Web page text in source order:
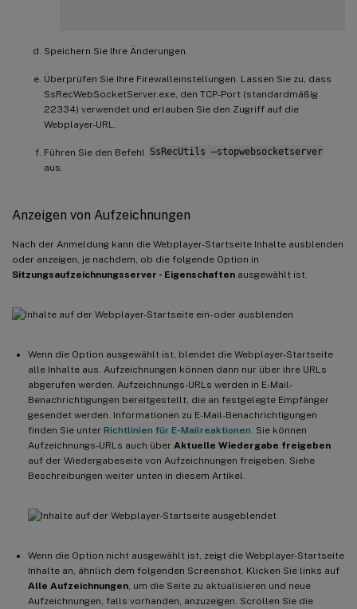
Speichern Sie Ihre Änderungen.
Überprüfen Sie Ihre Firewalleinstellungen. Lassen Sie zu, dass
SsRecWebSocketServer.exe, den TCP-Port (standardmäßig
22334) verwendet und erlauben Sie den Zugriff auf die
Webplayer-URL.
Führen Sie den Befehl
SsRecUtils –stopwebsocketserver
aus.
Anzeigen von Aufzeichnungen
Nach der Anmeldung kann die Webplayer-Startseite Inhalte ausblenden
oder anzeigen, je nachdem, ob die folgende Option in
Sitzungsaufzeichnungsserver - Eigenschaften ausgewählt ist.
Wenn die Option ausgewählt ist, blendet die Webplayer-Startseite
alle Inhalte aus. Aufzeichnungen können dann nur über ihre URLs
abgerufen werden. Aufzeichnungs-URLs werden in E-Mail-
Benachrichtigungen bereitgestellt, die an festgelegte Empfänger
gesendet werden. Informationen zu E-Mail-Benachrichtigungen
finden Sie unter Richtlinien für E-Mailreaktionen . Sie können
Aufzeichnungs-URLs auch über Aktuelle Wiedergabe freigeben
auf der Wiedergabeseite von Aufzeichnungen freigeben. Siehe
Beschreibungen weiter unten in diesem Artikel.
Wenn die Option nicht ausgewählt ist, zeigt die Webplayer-Startseite
Inhalte an, ähnlich dem folgenden Screenshot. Klicken Sie links auf
Alle Aufzeichnungen , um die Seite zu aktualisieren und neue
Aufzeichnungen, falls vorhanden, anzuzeigen. Scrollen Sie die